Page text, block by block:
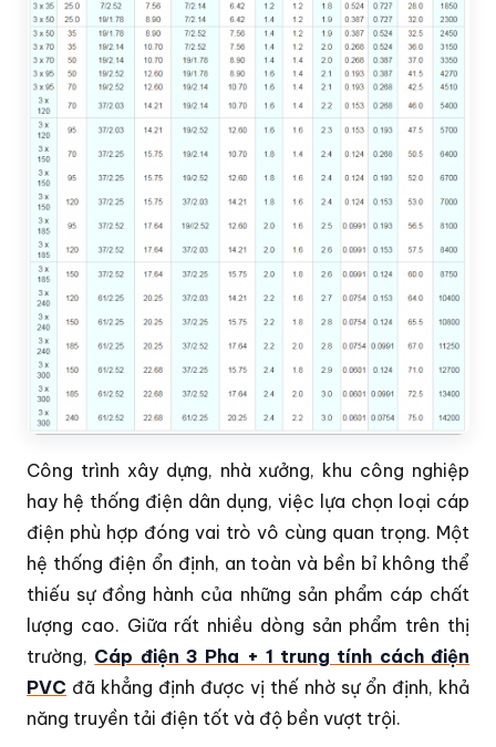
Công trình xây dựng, nhà xưởng, khu công nghiệp
hay hệ thống điện dân dụng, việc lựa chọn loại cáp
điện phù hợp đóng vai trò vô cùng quan trọng. Một
hệ thống điện ổn định, an toàn và bền bỉ không thể
thiếu sự đồng hành của những sản phẩm cáp chất
lượng cao. Giữa rất nhiều dòng sản phẩm trên thị
trường, Cáp điện 3 Pha + 1 trung tính cách điện
PVC đã khẳng định được vị thế nhờ sự ổn định, khả
năng truyền tải điện tốt và độ bền vượt trội.